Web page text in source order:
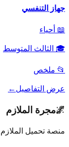
جهاز التنفسي
📖 أحياء
🎓 الثالث المتوسط
📂 ملخص
عرض التفاصيل←
🌌مجرة الملازم
منصة تحميل